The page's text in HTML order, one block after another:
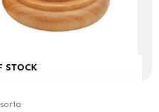
STOCK